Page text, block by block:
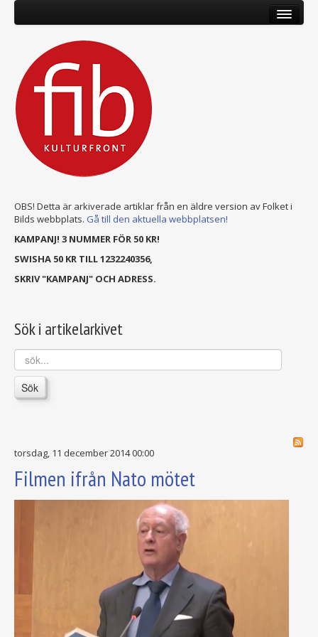
OBS! Detta är arkiverade artiklar från en äldre version av Folket i
Bilds webbplats. Gå till den aktuella webbplatsen!
KAMPANJ! 3 NUMMER FÖR 50 KR!
SWISHA 50 KR TILL 1232240356,
SKRIV "KAMPANJ" OCH ADRESS.
Sök i artikelarkivet
sök...
Sök
torsdag, 11 december 2014 00:00
Filmen ifrån Nato mötet